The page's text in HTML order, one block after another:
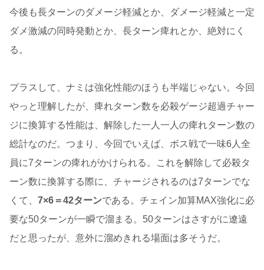
今後も長ターンのダメージ軽減とか、ダメージ軽減と一定
ダメ激減の同時発動とか、長ターン痺れとか、絶対にく
る。
プラスして、ナミは強化性能のほうも半端じゃない。今回
やっと理解したが、痺れターン数を必殺ゲージ超過チャー
ジに換算する性能は、解除した一人一人の痺れターン数の
総計なのだ。つまり、今回でいえば、ボス戦で一味6人全
員に7ターンの痺れがかけられる。これを解除して必殺タ
ーン数に換算する際に、チャージされるのは7ターンでな
くて、 7×6＝42ターンである。チェイン加算MAX強化に必
要な50ターンが一瞬で溜まる。50ターンはさすがに遼遠
だと思ったが、意外に溜めきれる場面は多そうだ。